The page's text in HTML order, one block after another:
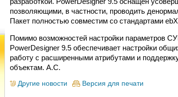
позволяющими, в частности, проводить
Пакет полностью совместим со стандартами
Помимо возможностей настройки параметров
PowerDesigner 9.5 обеспечивает настройки
работу с расширенными атрибутами и
объектам. А.С.
Другие новости Версия для печати